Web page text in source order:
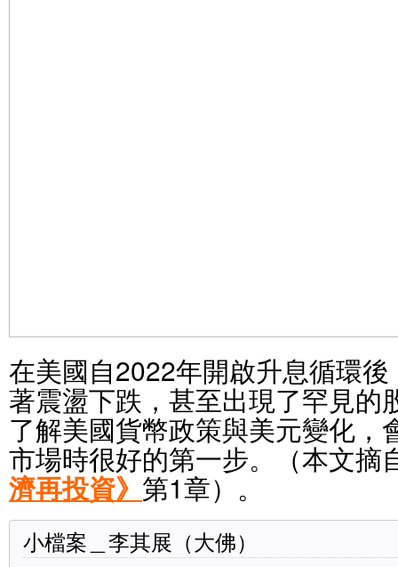
在美國自2022年開啟升息循環
著震盪下跌，甚至出現了罕見的
了解美國貨幣政策與美元變化，
市場時很好的第一步。（本文摘
濟再投資》 第1章）。
小檔案＿李其展（大佛）